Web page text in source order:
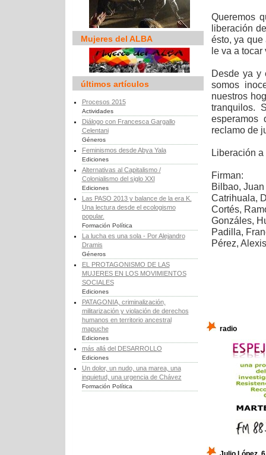
Mujeres del ALBA
últimos artículos
Procesos 2015
Actividades
Diálogo con Francesca Gargallo
Celentani
Géneros
Feminismos desde Abya Yala
Ediciones
Alternativas al Capitalismo /
Colonialismo del siglo XXI
Ediciones
Las PASO 2013 y balance de la era K.
Una lectura desde el ecologismo
popular.
Formación Política
La lucha es una sola - Por Alejandro
Dramis
Géneros
EL PROTAGONISMO DE LAS
MUJERES EN LOS MOVIMIENTOS
SOCIALES
Ediciones
PATAGONIA, criminalización,
militarización y violación de derechos
humanos en territorio ancestral
mapuche
Ediciones
más allá del DESARROLLO
Ediciones
Un dolor, un nudo, una marea, una
inquietud, una urgencia de Chávez
Formación Política
Queremos
liberación
ésto, ya
le va a tocar
Desde ya y
somos
nuestros
tranquilos.
esperamos
reclamo de
Liberación
Firman:
Bilbao,
Catrihuala,
Cortés,
Gonzáles,
Padilla,
Pérez,
radio